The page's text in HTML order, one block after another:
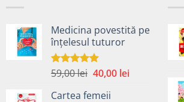
Medicina povestită pe
înțelesul tuturor
Evaluat la
59,00lei Prețul
a
40,00 leiPrețul
Cartea femeii